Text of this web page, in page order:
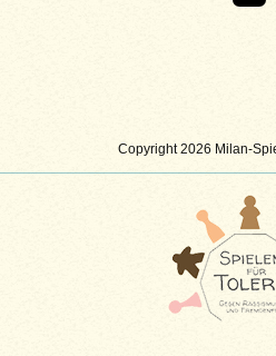
Copyright 2026 Milan-